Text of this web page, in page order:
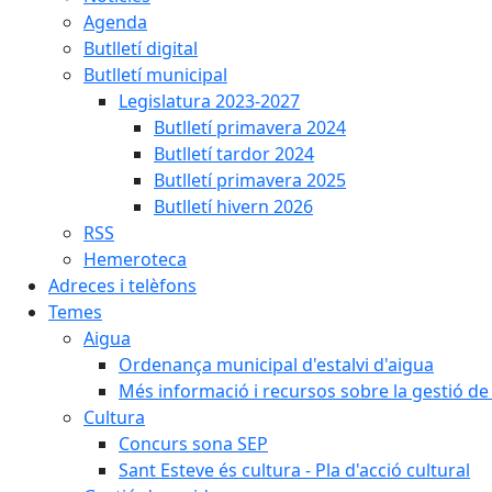
Agenda
Butlletí digital
Butlletí municipal
Legislatura 2023-2027
Butlletí primavera 2024
Butlletí tardor 2024
Butlletí primavera 2025
Butlletí hivern 2026
RSS
Hemeroteca
Adreces i telèfons
Temes
Aigua
Ordenança municipal d'estalvi d'aigua
Més informació i recursos sobre la gestió
Cultura
Concurs sona SEP
Sant Esteve és cultura - Pla d'acció cultural